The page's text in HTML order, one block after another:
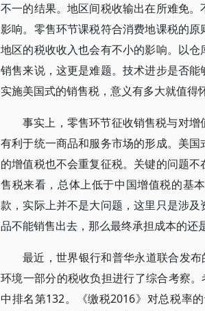
不一的结果。地区间税收输出在所难免
影响。零售环节课税符合消费地课税的
地区的税收收入也会有不小的影响。以
销售来说，这更是难题。技术进步是否
实施美国式的销售税，意义有多大就值得
事实上，零售环节征收销售税与对
有利于统一商品和服务市场的形成。美
的增值税也不会重复征税。关键的问题
售税来看，总体上低于中国增值税的基
款，实际上并不是大问题，这里只是涉
品不能销售出去，那么最终承担成本的还
最近，世界银行和普华永道联合发
环境一部分的税收负担进行了综合考察
中排名第132。《缴税2016》对总税率